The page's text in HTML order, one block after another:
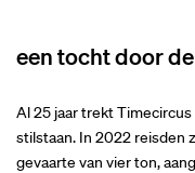
een tocht door
Al 25 jaar trekt
stilstaan. In 2022 reisden
gevaarte van vier ton,